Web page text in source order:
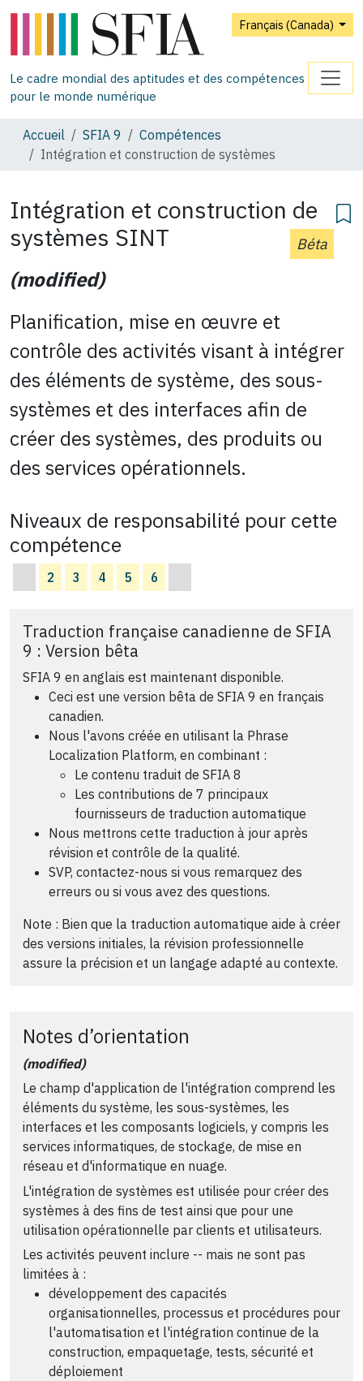
Français (Canada)
Le cadre mondial des aptitudes et des compétences
pour le monde numérique
Accueil SFIA 9
Compétences
Intégration et construction de systèmes
Intégration et construction de
systèmes SINT Béta
(modified)
Planification, mise en œuvre et
contrôle des activités visant à intégrer
des éléments de système, des sous-
systèmes et des interfaces afin de
créer des systèmes, des produits ou
des services opérationnels.
Niveaux de responsabilité pour cette
compétence
2 3 4 5 6
Traduction française canadienne de SFIA
9 : Version bêta
SFIA 9 en anglais est maintenant disponible.
Ceci est une version bêta de SFIA 9 en français
canadien.
Nous l'avons créée en utilisant la Phrase
Localization Platform, en combinant :
Le contenu traduit de SFIA 8
Les contributions de 7 principaux
fournisseurs de traduction automatique
Nous mettrons cette traduction à jour après
révision et contrôle de la qualité.
SVP, contactez-nous si vous remarquez des
erreurs ou si vous avez des questions.
Note : Bien que la traduction automatique aide à créer
des versions initiales, la révision professionnelle
assure la précision et un langage adapté au contexte.
Notes d’orientation
(modified)
Le champ d'application de l'intégration comprend les
éléments du système, les sous-systèmes, les
interfaces et les composants logiciels, y compris les
services informatiques, de stockage, de mise en
réseau et d'informatique en nuage.
L'intégration de systèmes est utilisée pour créer des
systèmes à des fins de test ainsi que pour une
utilisation opérationnelle par clients et utilisateurs.
Les activités peuvent inclure -- mais ne sont pas
limitées à :
développement des capacités
organisationnelles, processus et procédures pour
l'automatisation et l'intégration continue de la
construction, empaquetage, tests, sécurité et
déploiement